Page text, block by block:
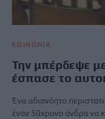
ΚΟΙΝΩΝΙΑ
Την μπέρδεψε
έσπασε το
Ένα αδιανόητο
έναν 50χρονο άνδρα να